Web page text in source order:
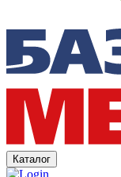
Каталог